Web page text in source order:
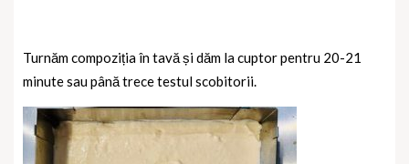
Turnăm compoziția în tavă și dăm la cuptor pentru 20-21
minute sau până trece testul scobitorii.